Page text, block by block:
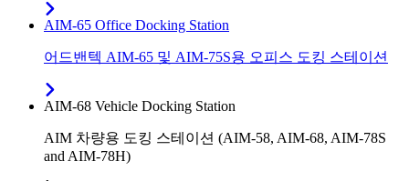
AIM-65 Office Docking Station
어드밴텍 AIM-65 및 AIM-75S용 오피스 도킹 스테이션
AIM-68 Vehicle Docking Station
AIM 차량용 도킹 스테이션 (AIM-58, AIM-68, AIM-78S
and AIM-78H)